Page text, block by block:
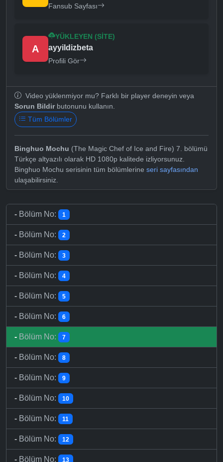
Fansub Sayfası
A
YÜKLEYEN (SITE)
ayyildizbeta
Profili Gör
Video yüklenmiyor mu? Farklı bir player deneyin veya
Sorun Bildirbutonunu kullanın.
Tüm Bölümler
Binghuo Mochu (The Magic Chef of Ice and Fire) 7. bölümü
Türkçe altyazılı olarak HD 1080p kalitede izliyorsunuz.
Binghuo Mochu serisinin tüm bölümlerine seri sayfasından
ulaşabilirsiniz.
- Bölüm No: 1
- Bölüm No: 2
- Bölüm No: 3
- Bölüm No: 4
- Bölüm No: 5
- Bölüm No: 6
- Bölüm No: 7
- Bölüm No: 8
- Bölüm No: 9
- Bölüm No: 10
- Bölüm No: 11
- Bölüm No: 12
- Bölüm No: 13